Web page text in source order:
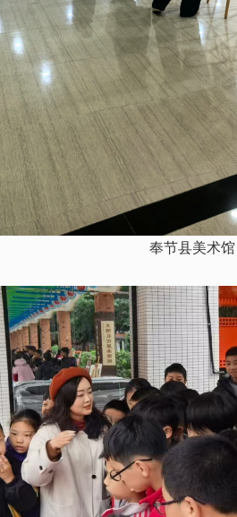
奉节县美术馆